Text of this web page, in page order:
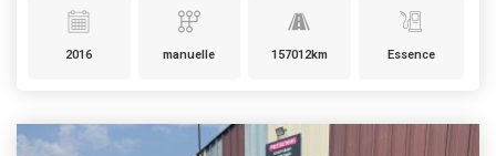
2016 manuelle 157012km Essence